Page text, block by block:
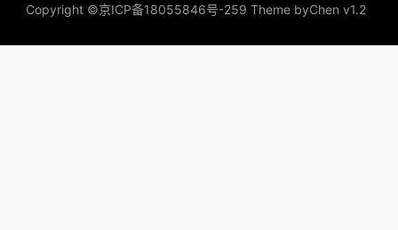
Copyright ©京ICP备18055846号-259 Theme byChen v1.2